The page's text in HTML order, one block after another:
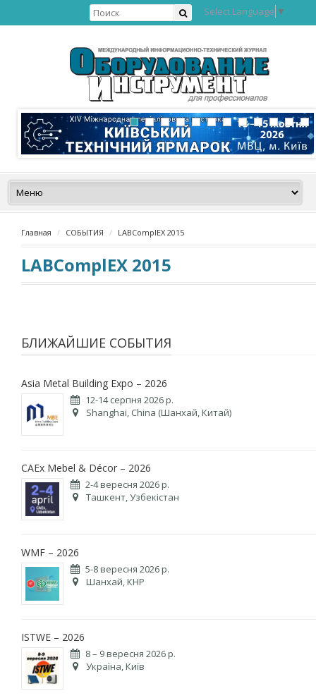
Select Language ▼
Главная СОБЫТИЯ LABComplEX 2015
LABComplEX 2015
БЛИЖАЙШИЕ СОБЫТИЯ
Asia Metal Building Expo – 2026
12-14 серпня 2026 р.
Shanghai, China (Шанхай, Китай)
CAEx Mebel & Décor – 2026
2-4 вересня 2026 р.
Ташкент, Узбекістан
WMF – 2026
5-8 вересня 2026 р.
Шанхай, КНР
ISTWE – 2026
8 – 9 вересня 2026 р.
Україна, Київ